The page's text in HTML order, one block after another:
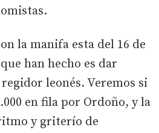
la manifa esta del 16 de
han hecho es dar
leonés. Veremos si
en fila por Ordoño, y la
y griterío de